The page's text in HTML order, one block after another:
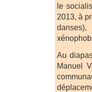
le
2013, à
Au
Manuel